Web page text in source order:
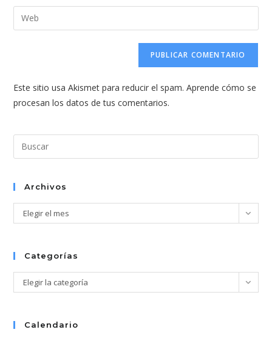
de
usuario
dirección
de
comentar
Introduce
la
web
(opcional)
Este sitio usa Akismet para reducir el spam.Aprende cómo se
procesan los datos de tus comentarios.
el
Archivos
Archivos
Elegir el mes
Categorías
Categorías
Elegir la categoría
Calendario